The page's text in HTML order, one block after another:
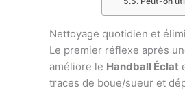
Nettoyage quotidien et
Le premier réflexe après
améliore le Handball Éclat
traces de boue/sueur et